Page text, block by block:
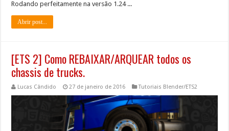
Rodando perfeitamente na versão 1.24 ...
Abrir post...
[ETS 2] Como REBAIXAR/ARQUEAR todos os
chassis de trucks.
Lucas Cândido 27 de janeiro de 2016 Tutoriais Blender/ETS2